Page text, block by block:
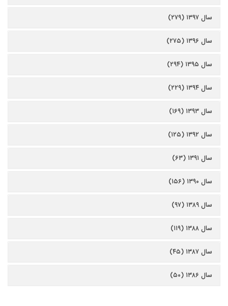
سال ۱۳۹۷ (۲۷۹)
سال ۱۳۹۶ (۲۷۵)
سال ۱۳۹۵ (۲۹۴)
سال ۱۳۹۴ (۲۲۹)
سال ۱۳۹۳ (۱۶۹)
سال ۱۳۹۲ (۱۲۵)
سال ۱۳۹۱ (۶۳)
سال ۱۳۹۰ (۱۵۶)
سال ۱۳۸۹ (۹۷)
سال ۱۳۸۸ (۱۱۹)
سال ۱۳۸۷ (۴۵)
سال ۱۳۸۶ (۵۰)